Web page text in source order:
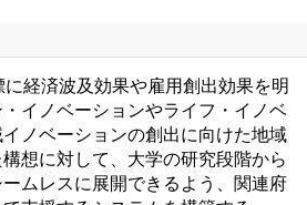
経済波及効果や雇用創出効果を明
イノベーションやライフ・イノベ
ノベーションの創出に向けた地域
想に対して、大学の研究段階から
ムレスに展開できるよう、関連府